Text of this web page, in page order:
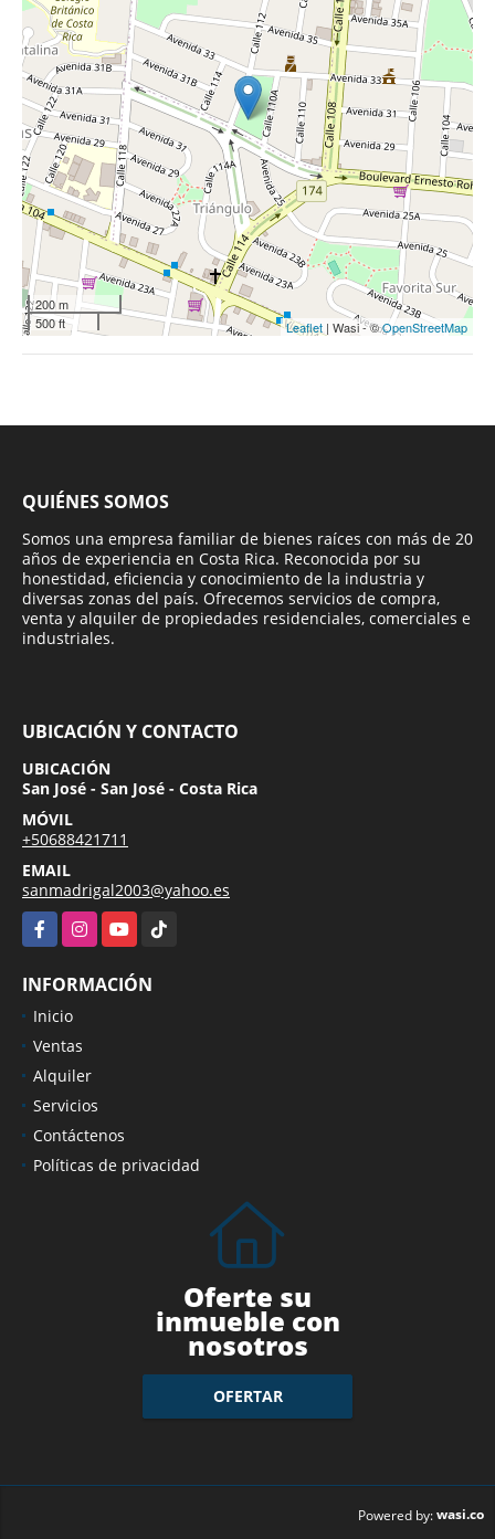
200 m
500 ft
Leaflet | Wasi - ©OpenStreetMap
QUIÉNES SOMOS
Somos una empresa familiar de bienes raíces con más de 20
años de experiencia en Costa Rica. Reconocida por su
honestidad, eficiencia y conocimiento de la industria y
diversas zonas del país. Ofrecemos servicios de compra,
venta y alquiler de propiedades residenciales, comerciales e
industriales.
UBICACIÓN Y CONTACTO
UBICACIÓN
San José - San José - Costa Rica
MÓVIL
+50688421711
EMAIL
sanmadrigal2003@yahoo.es
FacebookInstagramYouTubeTikTok
INFORMACIÓN
Inicio
Ventas
Alquiler
Servicios
Contáctenos
Políticas de privacidad
Oferte su
inmueble con
nosotros
OFERTAR
Powered by:wasi.co